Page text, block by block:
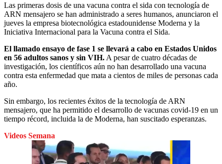
Las primeras dosis de una vacuna contra el sida con tecnología de
ARN mensajero se han administrado a seres humanos, anunciaron el
jueves la empresa biotecnológica estadounidense Moderna y la
Iniciativa Internacional para la Vacuna contra el Sida.
El llamado ensayo de fase 1 se llevará a cabo en Estados Unidos
en 56 adultos sanos y sin VIH. A pesar de cuatro décadas de
investigación, los científicos aún no han desarrollado una vacuna
contra esta enfermedad que mata a cientos de miles de personas cada
año.
Sin embargo, los recientes éxitos de la tecnología de ARN
mensajero, que ha permitido el desarrollo de vacunas covid-19 en un
tiempo récord, incluida la de Moderna, han suscitado esperanzas.
Videos Semana